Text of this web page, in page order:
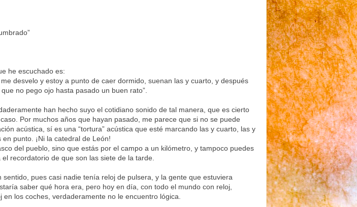
he escuchado es:
desvelo y estoy a punto de caer dormido, suenan las y cuarto, y después
no pego ojo hasta pasado un buen rato”.
han hecho suyo el cotidiano sonido de tal manera, que es cierto
Por muchos años que hayan pasado, me parece que si no se puede
acústica, sí es una “tortura” acústica que esté marcando las y cuarto, las y
punto. ¡Ni la catedral de León!
del pueblo, sino que estás por el campo a un kilómetro, y tampoco puedes
recordatorio de que son las siete de la tarde.
pues casi nadie tenía reloj de pulsera, y la gente que estuviera
saber qué hora era, pero hoy en día, con todo el mundo con reloj,
en los coches, verdaderamente no le encuentro lógica.